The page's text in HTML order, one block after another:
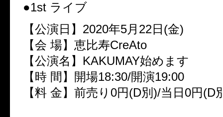
●1st ライブ
【公演日】2020年5月22日(金)
【会 場】恵比寿CreAto
【公演名】KAKUMAY始めます
【時 間】開場18:30/開演19:00
【料 金】前売り0円(D別)/当日0円(D